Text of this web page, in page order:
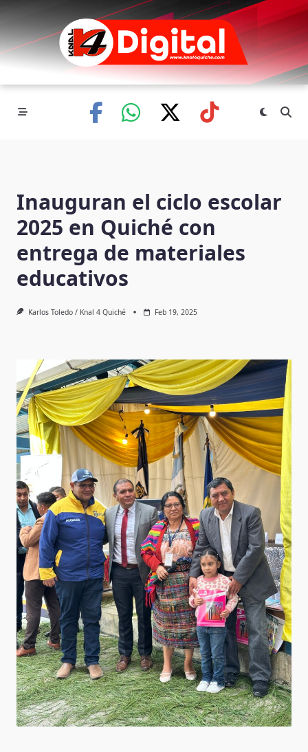
Skip
content
Inauguran el ciclo escolar
2025 en Quiché con
entrega de materiales
educativos
Karlos Toledo / Knal 4 Quiché Feb 19, 2025